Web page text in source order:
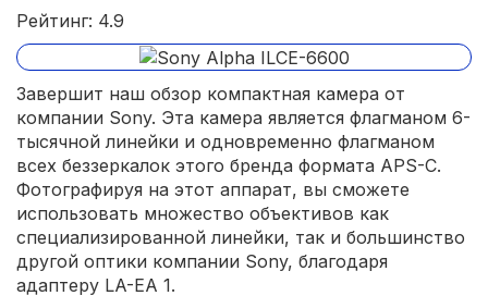
Рейтинг: 4.9
Завершит наш обзор компактная камера от
компании Sony. Эта камера является флагманом 6-
тысячной линейки и одновременно флагманом
всех беззеркалок этого бренда формата APS-С.
Фотографируя на этот аппарат, вы сможете
использовать множество объективов как
специализированной линейки, так и большинство
другой оптики компании Sony, благодаря
адаптеру LA-EA 1.